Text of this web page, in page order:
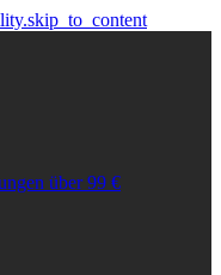
über 99 €